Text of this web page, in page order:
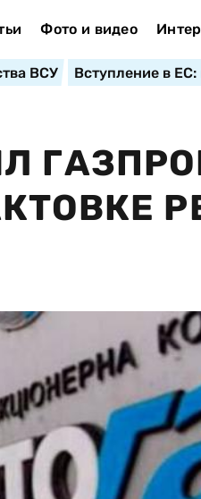
Фото и видео
ВСУ Вступление в ЕС: